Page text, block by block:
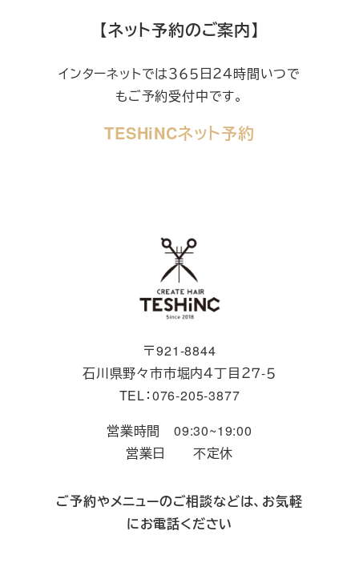
【ネット予約のご案内】
インターネットでは３６５日２４時間いつで
もご予約受付中です。
TESHiNCネット予約
〒921-8844
石川県野々市市堀内４丁目２７-５
TEL：076-205-3877
営業時間 09:30~19:00
営業日 不定休
ご予約やメニューのご相談などは、お気軽
にお電話ください